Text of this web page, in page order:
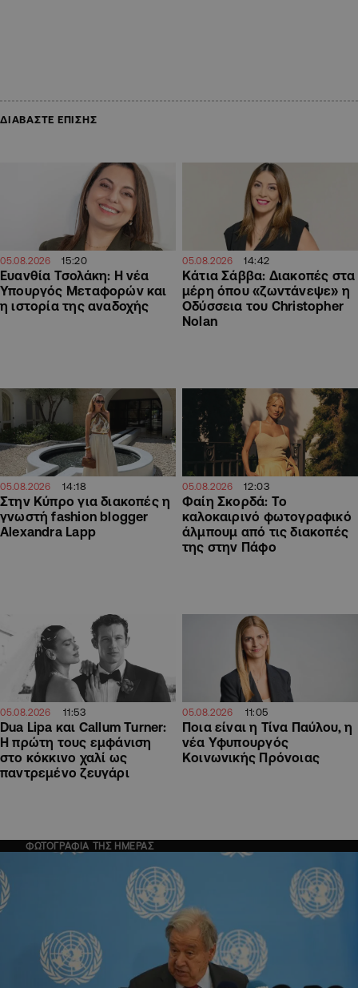
ΔΙΑΒΑΣΤΕ ΕΠΙΣΗΣ
05.08.2026 15:20
Ευανθία Τσολάκη: Η νέα
Υπουργός Μεταφορών και
η ιστορία της αναδοχής
05.08.2026 14:42
Κάτια Σάββα: Διακοπές στα
μέρη όπου «ζωντάνεψε» η
Οδύσσεια του Christopher
Nolan
05.08.2026 14:18
Στην Κύπρο για διακοπές η
γνωστή fashion blogger
Alexandra Lapp
05.08.2026 12:03
Φαίη Σκορδά: Το
καλοκαιρινό φωτογραφικό
άλμπουμ από τις διακοπές
της στην Πάφο
05.08.2026 11:53
Dua Lipa και Callum Turner:
Η πρώτη τους εμφάνιση
στο κόκκινο χαλί ως
παντρεμένο ζευγάρι
05.08.2026 11:05
Ποια είναι η Τίνα Παύλου, η
νέα Υφυπουργός
Κοινωνικής Πρόνοιας
ΦΩΤΟΓΡΑΦΙΑ ΤΗΣ ΗΜΕΡΑΣ